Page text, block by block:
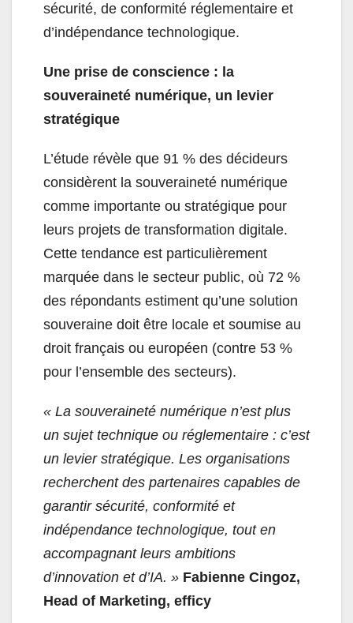
sécurité, de conformité réglementaire et
d’indépendance technologique.
Une prise de conscience : la
souveraineté numérique, un levier
stratégique
L’étude révèle que 91 % des décideurs
considèrent la souveraineté numérique
comme importante ou stratégique pour
leurs projets de transformation digitale.
Cette tendance est particulièrement
marquée dans le secteur public, où 72 %
des répondants estiment qu’une solution
souveraine doit être locale et soumise au
droit français ou européen (contre 53 %
pour l’ensemble des secteurs).
« La souveraineté numérique n’est plus
un sujet technique ou réglementaire : c’est
un levier stratégique. Les organisations
recherchent des partenaires capables de
garantir sécurité, conformité et
indépendance technologique, tout en
accompagnant leurs ambitions
d’innovation et d’IA. » Fabienne Cingoz,
Head of Marketing, efficy